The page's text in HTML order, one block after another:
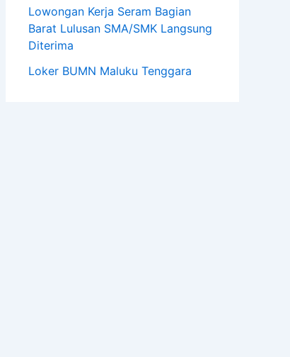
Lowongan Kerja Seram Bagian
Barat Lulusan SMA/SMK Langsung
Diterima
Loker BUMN Maluku Tenggara